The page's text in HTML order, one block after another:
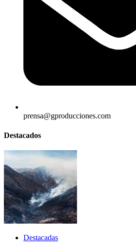
prensa@gproducciones.com
Destacados
Destacadas